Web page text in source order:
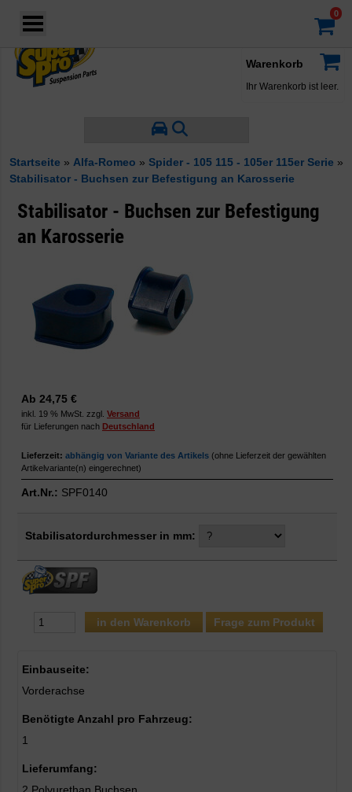
Warenkorb
Ihr Warenkorb ist leer.
Startseite » Alfa-Romeo » Spider - 105 115 - 105er 115er Serie »
Stabilisator - Buchsen zur Befestigung an Karosserie
Stabilisator - Buchsen zur Befestigung
an Karosserie
Ab 24,75 €
inkl. 19 % MwSt. zzgl. Versand
für Lieferungen nach Deutschland
Lieferzeit: abhängig von Variante des Artikels (ohne Lieferzeit der gewählten
Artikelvariante(n) eingerechnet)
Art.Nr.: SPF0140
Stabilisatordurchmesser in mm:
Frage zum Produkt
Einbauseite:
Vorderachse
Benötigte Anzahl pro Fahrzeug:
1
Lieferumfang: